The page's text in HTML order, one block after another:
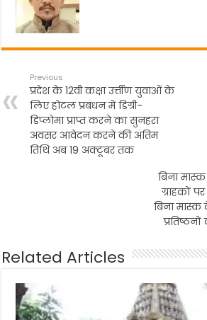
Previous
प्रदेश के 12वी कक्षा उर्त्तीण युवाओं के
लिए होटल प्रबंधन में डिग्री-
डिप्लोमा प्राप्त करने का सुनहरा
अवसर आवेदन करने की अंतिम
तिथि अब 19 अक्टूबर तक
बिना
ग्राहकों पर
बिना
Related Articles